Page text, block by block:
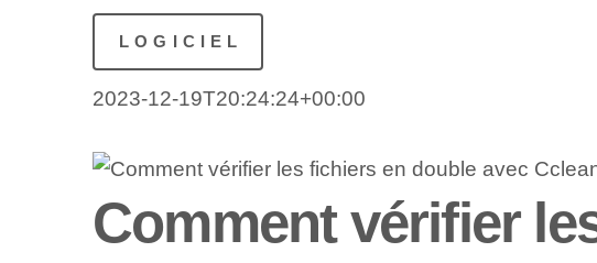
LOGICIEL
2023-12-19T20:24:24+00:00
Comment vérifier